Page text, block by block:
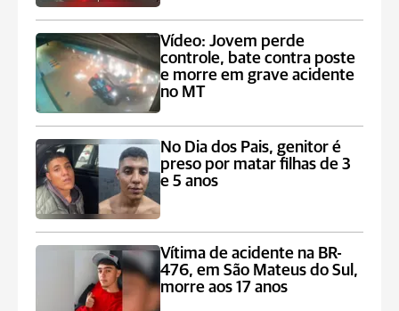
Vídeo: Jovem perde
controle, bate contra poste
e morre em grave acidente
no MT
No Dia dos Pais, genitor é
preso por matar filhas de 3
e 5 anos
Vítima de acidente na BR-
476, em São Mateus do Sul,
morre aos 17 anos